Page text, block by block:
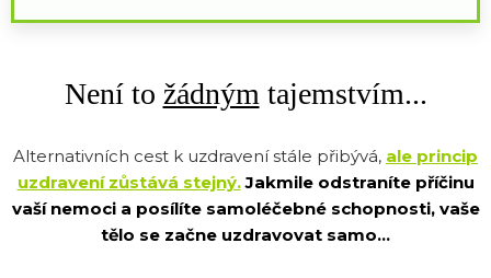
Není to žádným tajemstvím...
Alternativních cest k uzdravení stále přibývá, ale princip
uzdravení zůstává stejný. Jakmile odstraníte příčinu
vaší nemoci a posílíte samoléčebné schopnosti, vaše
tělo se začne uzdravovat samo...